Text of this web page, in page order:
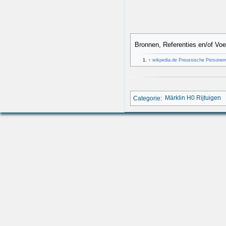
Bronnen, Referenties en/of
↑ wikpedia.de Preussische
Categorie: Märklin H0 Rijtuigen